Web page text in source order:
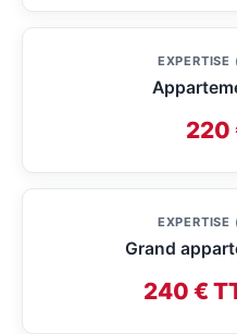
EXPERTISE
220
EXPERTISE
Grand
240 €